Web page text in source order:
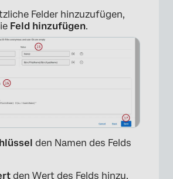
Felder hinzuzufügen,
Feld hinzufügen.
den Namen des Felds
den Wert des Felds hinzu.